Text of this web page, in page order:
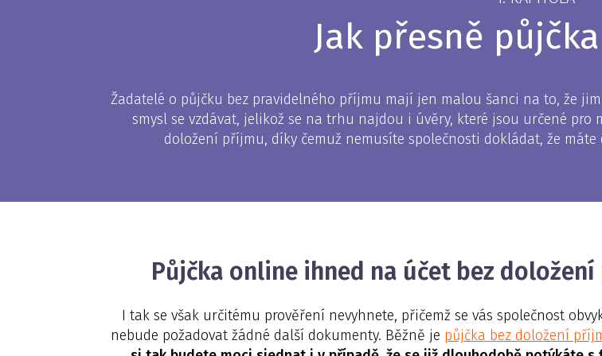
Jak přesně
Žadatelé o půjčku bez pravidelného příjmu mají jen malou šanci na to, že
smysl se vzdávat, jelikož se na trhu najdou i úvěry, které jsou určené
doložení příjmu, díky čemuž nemusíte společnosti dokládat, že
Půjčka online ihned na účet bez
I tak se však určitému prověření nevyhnete, přičemž se vás společnost
nebude požadovat žádné další dokumenty. Běžně je půjčka bez doložení